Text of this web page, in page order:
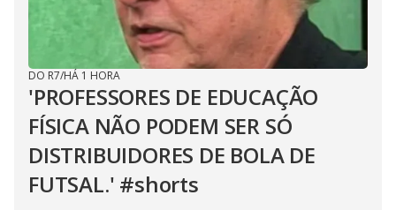
DO R7/HÁ 1 HORA
'PROFESSORES DE EDUCAÇÃO
FÍSICA NÃO PODEM SER SÓ
DISTRIBUIDORES DE BOLA DE
FUTSAL.' #shorts